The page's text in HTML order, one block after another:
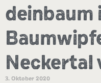
deinbaum
Neckertal
3. Oktober 2020